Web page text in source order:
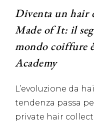
Diventa un hair
Made of It: il
mondo coiffure
Academy
L’evoluzione da
tendenza passa
private hair